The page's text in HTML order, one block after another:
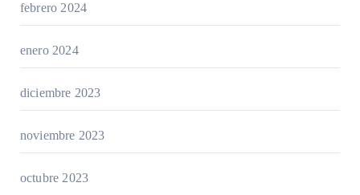
febrero 2024
enero 2024
diciembre 2023
noviembre 2023
octubre 2023